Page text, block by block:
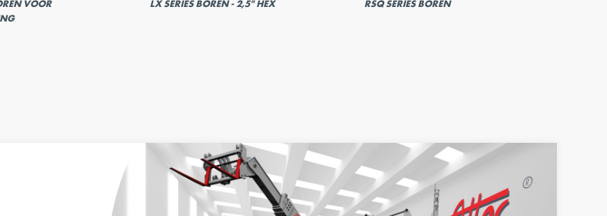
VOOR
LX SERIES BOREN - 2,5" HEX RSQ SERIES BOREN